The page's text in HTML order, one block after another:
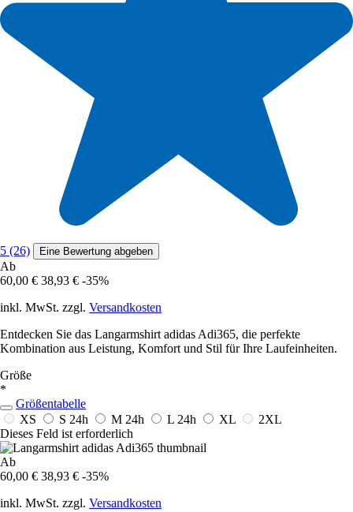
5 (26) Eine Bewertung abgeben
Ab
60,00 € 38,93 € -35%
inkl. MwSt. zzgl. Versandkosten
Entdecken Sie das Langarmshirt adidas Adi365, die perfekte
Kombination aus Leistung, Komfort und Stil für Ihre Laufeinheiten.
Größe
*
Größentabelle
XS
S 24h M 24h L 24h XL
2XL
Dieses Feld ist erforderlich
Ab
60,00 € 38,93 € -35%
inkl. MwSt. zzgl. Versandkosten